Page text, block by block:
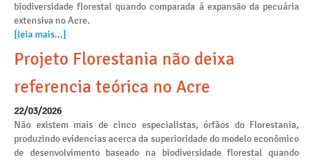
biodiversidade florestal quando comparada á expansão da pecuária
extensiva no Acre.
[leia mais...]
Projeto Florestania não deixa
referencia teórica no Acre
22/03/2026
Não existem mais de cinco especialistas, órfãos do Florestania,
produzindo evidencias acerca da superioridade do modelo econômico
de desenvolvimento baseado na biodiversidade florestal quando